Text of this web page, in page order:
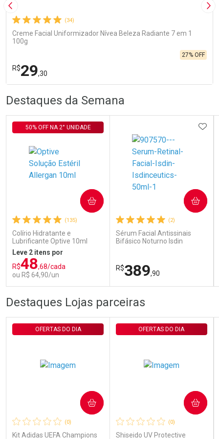
Imagem Anterior
(34)
Creme Facial Uniformizador Nívea Beleza Radiante 7 em 1
100g
R$29,30
27% OFF
Laboratório
Comprar sem Desconto
Por R$ 29,30/cada
Por Menos
Comprar sem Desconto
Por R$ 29,30/cada
Destaques da Semana
(135)
Colírio Hidratante e
Lubrificante Optive 10ml
50% OFF NA 2° UNIDADE
Leve 2 itens por
R$48,68/cada
ou R$ 64,90/un
COMPRAR
FECHAR
Laboratório
Comprar sem Desconto
FECHAR
Por Menos
Comprar sem Desconto
(2)
Sérum Facial Antissinais
Bifásico Noturno Isdin
R$389,90
COMPRAR
Comprar sem Desconto
Por Menos
Comprar sem Desconto
Destaques Lojas parceiras
(0)
Kit Adidas UEFA Champions
OFERTAS DO DIA
COMPRAR
(0)
Shiseido UV Protective
OFERTAS DO DIA
COMPRAR